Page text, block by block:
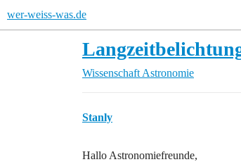
wer-weiss-was.de
Wissenschaft Astronomie
Stanly
Hallo Astronomiefreunde,